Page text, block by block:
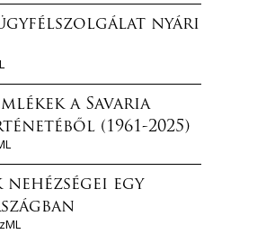
nyári
a Savaria
(1961-2025)
nehézségei egy